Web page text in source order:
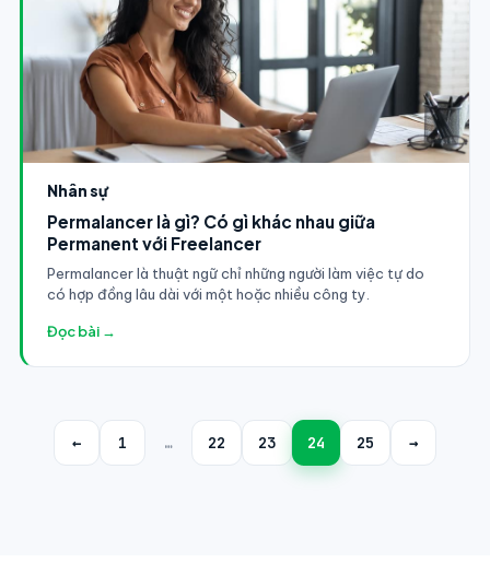
Nhân sự
Permalancer là gì? Có gì khác nhau giữa
Permanent với Freelancer
Permalancer là thuật ngữ chỉ những người làm việc tự do
có hợp đồng lâu dài với một hoặc nhiều công ty.
Đọc bài →
← 1 … 22 23 24 25 →